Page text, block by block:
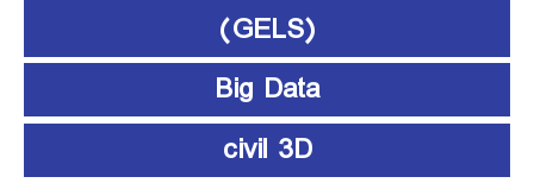
(GELS)
Big Data
civil 3D